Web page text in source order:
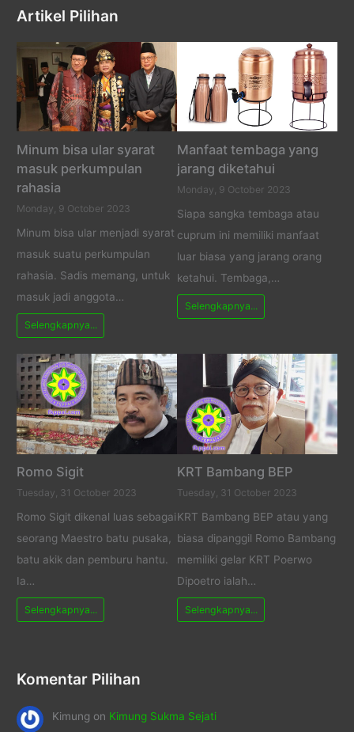
Artikel Pilihan
Minum bisa ular syarat
masuk perkumpulan
rahasia
Monday, 9 October 2023
Minum bisa ular menjadi syarat
masuk suatu perkumpulan
rahasia. Sadis memang, untuk
masuk jadi anggota…
Selengkapnya...
Manfaat tembaga yang
jarang diketahui
Monday, 9 October 2023
Siapa sangka tembaga atau
cuprum ini memiliki manfaat
luar biasa yang jarang orang
ketahui. Tembaga,…
Selengkapnya...
Romo Sigit
Tuesday, 31 October 2023
Romo Sigit dikenal luas sebagai
seorang Maestro batu pusaka,
batu akik dan pemburu hantu.
Ia…
Selengkapnya...
KRT Bambang BEP
Tuesday, 31 October 2023
KRT Bambang BEP atau yang
biasa dipanggil Romo Bambang
memiliki gelar KRT Poerwo
Dipoetro ialah…
Selengkapnya...
Komentar Pilihan
Kimung on Kimung Sukma Sejati